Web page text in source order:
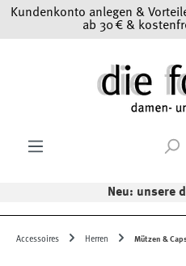
Zum Hauptinhalt springen
Kundenkonto anlegen &
ab 30 € &
Neu: unsere
Accessoires Herren Mützen &